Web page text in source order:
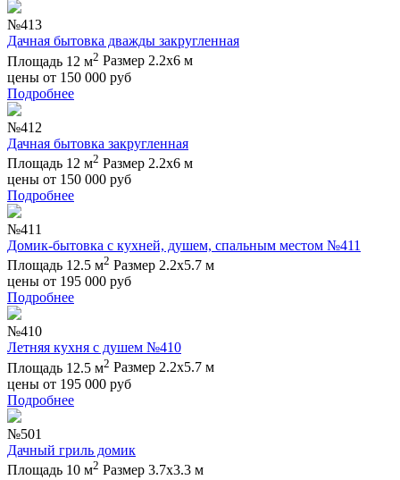
№413
Дачная бытовка дважды закругленная
Площадь 12 м2 Размер 2.2х6 м
цены от 150 000 руб
Подробнее
№412
Дачная бытовка закругленная
Площадь 12 м2 Размер 2.2х6 м
цены от 150 000 руб
Подробнее
№411
Домик-бытовка с кухней, душем, спальным местом №411
Площадь 12.5 м2 Размер 2.2х5.7 м
цены от 195 000 руб
Подробнее
№410
Летняя кухня с душем №410
Площадь 12.5 м2 Размер 2.2х5.7 м
цены от 195 000 руб
Подробнее
№501
Дачный гриль домик
Площадь 10 м2 Размер 3.7х3.3 м